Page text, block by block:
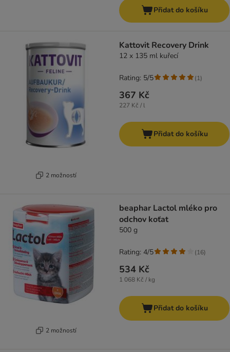
Přidat do košíku
2 možností
Kattovit Recovery Drink
12 x 135 ml kuřecí
367 Kč
227 Kč / l
Rating: 5/5 (1)
Přidat do košíku
2 možností
beaphar Lactol mléko pro
odchov koťat
500 g
534 Kč
1 068 Kč / kg
Rating: 4/5 (16)
Přidat do košíku